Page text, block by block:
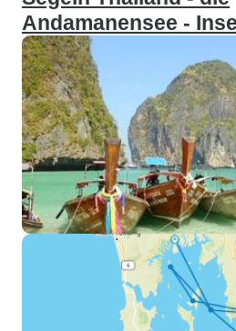
Andamanensee -